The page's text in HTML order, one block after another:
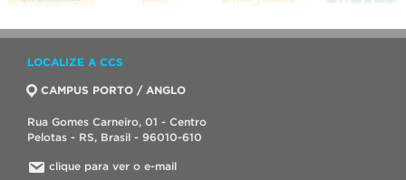
LOCALIZE A CCS
CAMPUS PORTO / ANGLO
Rua Gomes Carneiro, 01 - Centro
Pelotas - RS, Brasil - 96010-610
clique para ver o e-mail